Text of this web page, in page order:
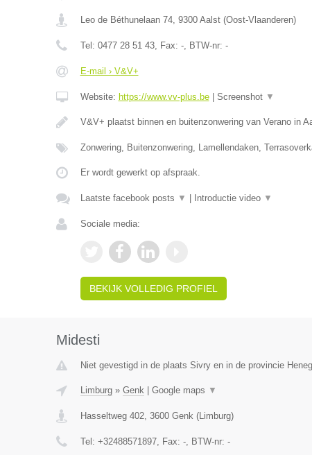
Leo de Béthunelaan 74, 9300 Aalst(Oost-Vlaanderen)
Tel: 0477 28 51 43, Fax: -, BTW-nr: -
E-mail › V&V+
Website: https://www.vv-plus.be| Screenshot ▼
V&V+ plaatst binnen en buitenzonwering van Verano in
Zonwering, Buitenzonwering, Lamellendaken,
Er wordt gewerkt op afspraak.
Laatste facebook posts ▼ Introductie video ▼
Sociale media:
BEKIJK VOLLEDIG PROFIEL
Midesti
Niet gevestigd in de plaats Sivry en in de provincie
Limburg» Genk| Google maps ▼
Hasseltweg 402, 3600 Genk(Limburg)
Tel: +32488571897, Fax: -, BTW-nr: -